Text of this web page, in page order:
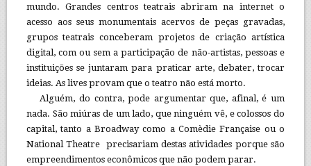
mundo. Grandes centros teatrais abriram na internet o
acesso aos seus monumentais acervos de peças gravadas,
grupos teatrais conceberam projetos de criação artística
digital, com ou sem a participação de não-artistas, pessoas e
instituições se juntaram para praticar arte, debater, trocar
ideias. As lives provam que o teatro não está morto.
Alguém, do contra, pode argumentar que, afinal, é um
nada. São miúras de um lado, que ninguém vê, e colossos do
capital, tanto a Broadway como a Comèdie Française ou o
National Theatre precisariam destas atividades porque são
empreendimentos econômicos que não podem parar.